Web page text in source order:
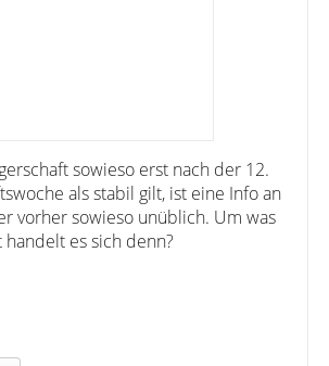
sowieso erst nach der 12.
als stabil gilt, ist eine Info an
vorher sowieso unüblich. Um was
es sich denn?